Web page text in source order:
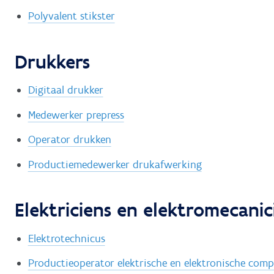
Polyvalent stikster
Drukkers
Digitaal drukker
Medewerker prepress
Operator drukken
Productiemedewerker drukafwerking
Elektriciens en
Elektrotechnicus
Productieoperator elektrische en elektronische